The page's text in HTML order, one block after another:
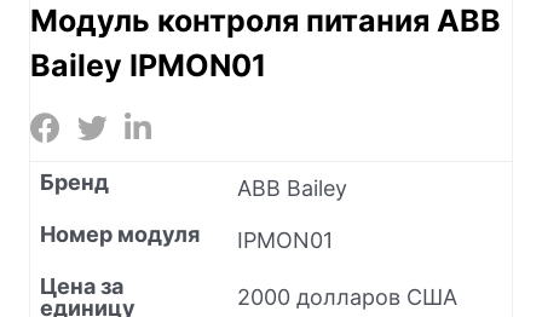
Модуль контроля питания ABB
Bailey IPMON01
Бренд
ABB Bailey
Номер модуля
IPMON01
Цена за
единицу
2000 долларов США